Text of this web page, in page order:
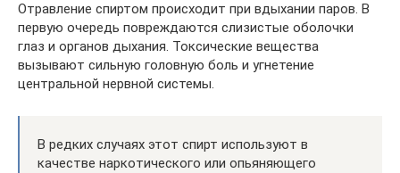
Отравление спиртом происходит при вдыхании паров. В
первую очередь повреждаются слизистые оболочки
глаз и органов дыхания. Токсические вещества
вызывают сильную головную боль и угнетение
центральной нервной системы.
В редких случаях этот спирт используют в
качестве наркотического или опьяняющего